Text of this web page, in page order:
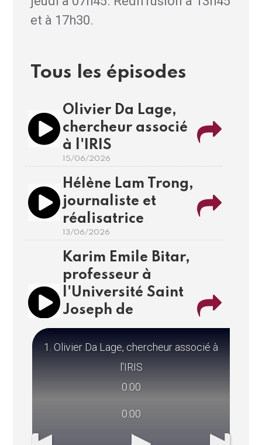
et à 17h30.
Tous les épisodes
Olivier Da Lage,
chercheur associé
à l'IRIS
15/06/2026
Hélène Lam Trong,
journaliste et
réalisatrice
13/06/2026
Karim Emile Bitar,
professeur à
l'Université Saint
Joseph de
Beyrouth et à
Science Po Paris
Dr Pierre
spécialiste de
l'aide humanitaire
1. Olivier Da Lage, chercheur associé à
l'IRIS
0:00
0:00